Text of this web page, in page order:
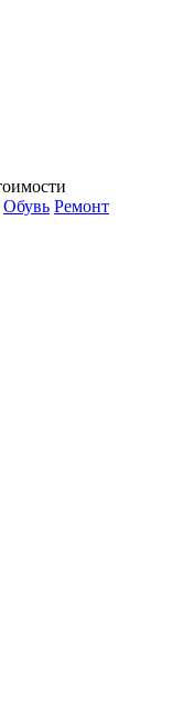
Обувь Ремонт